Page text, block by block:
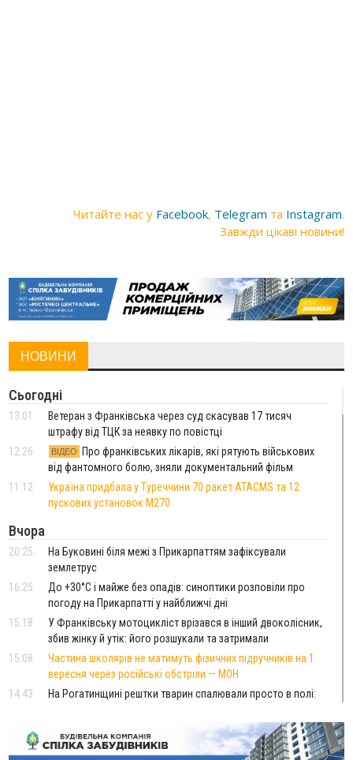
Читайте нас у Facebook, Telegram та Instagram.
Завжди цікаві новини!
НОВИНИ
Сьогодні
13:01
Ветеран з Франківська через суд скасував 17 тисяч
штрафу від ТЦК за неявку по повістці
12:26
ВІДЕО
Про франківських лікарів, які рятують військових
від фантомного болю, зняли документальний фільм
11:12
Україна придбала у Туреччини 70 ракет ATACMS та 12
пускових установок M270
Вчора
20:25
На Буковині біля межі з Прикарпаттям зафіксували
землетрус
16:25
До +30°C і майже без опадів: синоптики розповіли про
погоду на Прикарпатті у найближчі дні
15:18
У Франківську мотоцикліст врізався в інший двоколісник,
збив жінку й утік: його розшукали та затримали
15:08
Частина школярів не матимуть фізичних підручників на 1
вересня через російські обстріли — МОН
14:43
На Рогатинщині рештки тварин спалювали просто в полі:
13:25
Пірс, ігровий майданчик і зона для пікніків: оголосили
тендер на 7 мільйонів на благоустрій Німецького озера